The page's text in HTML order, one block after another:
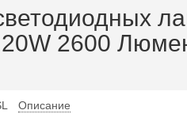
2600
Описание